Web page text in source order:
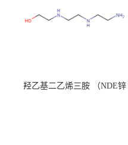
羟乙基二乙烯三胺 （NDE锌